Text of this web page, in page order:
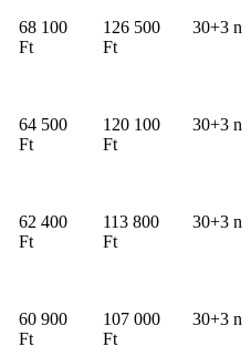
68 100
Ft
126 500
Ft
30+3
64 500
Ft
120 100
Ft
30+3
62 400
Ft
113 800
Ft
30+3
60 900
Ft
107 000
Ft
30+3